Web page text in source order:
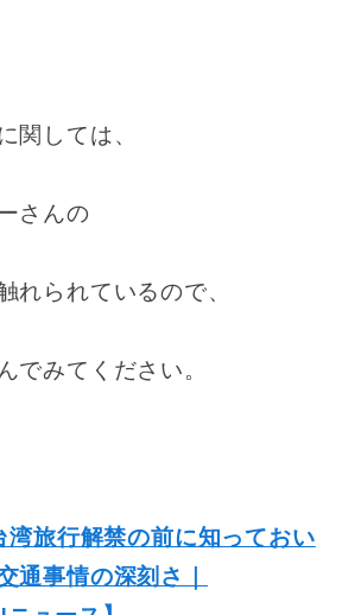
関しては、
さんの
れられているので、
でみてください。
湾旅行解禁の前に知っておい
事情の深刻さ｜